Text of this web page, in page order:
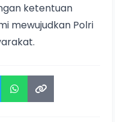
ketentuan
mewujudkan Polri